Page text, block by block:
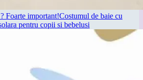
Foarte important!Costumul de baie cu
pentru copii si bebelusi